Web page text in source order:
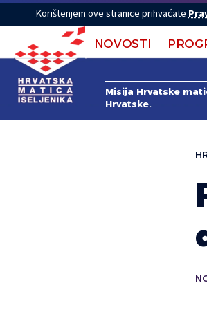
Korištenjem ove stranice prihvaćate
NOVOSTI
Misija Hrvatske
Hrvatske.